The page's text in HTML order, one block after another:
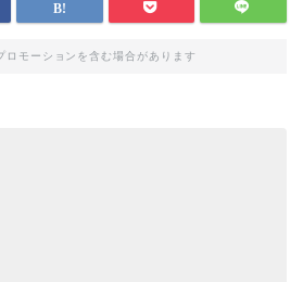
ロモーションを含む場合があります